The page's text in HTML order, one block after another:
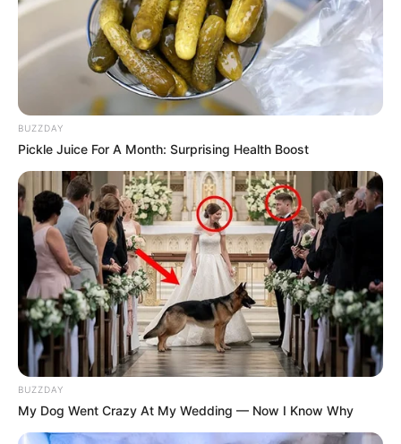
BUZZDAY
Pickle Juice For A Month: Surprising Health Boost
BUZZDAY
My Dog Went Crazy At My Wedding — Now I Know Why